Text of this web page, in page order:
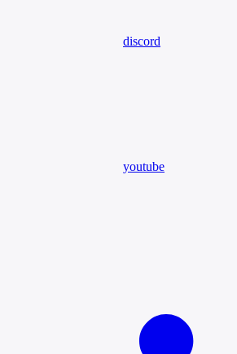
discord
youtube